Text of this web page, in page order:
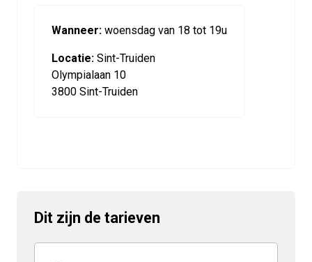
Wanneer: woensdag van 18 tot 19u
Locatie: Sint-Truiden
Olympialaan 10
3800 Sint-Truiden
Dit zijn de tarieven